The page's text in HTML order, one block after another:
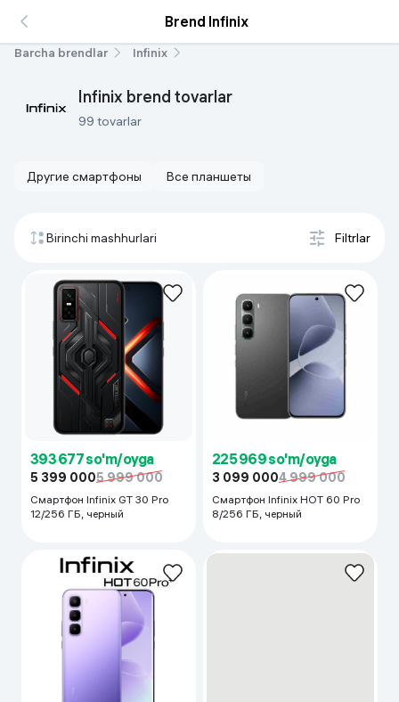
Brend Infinix
Barcha brendlar Infinix
Infinix brend tovarlar
99 tovarlar
Другие смартфоны Все планшеты
Birinchi mashhurlari Filtrlar
393 677 so'm/oyga
5 399 0005 999 000
Смартфон Infinix GT 30 Pro
12/256 ГБ, черный
225 969 so'm/oyga
3 099 0004 999 000
Смартфон Infinix HOT 60 Pro
8/256 ГБ, черный